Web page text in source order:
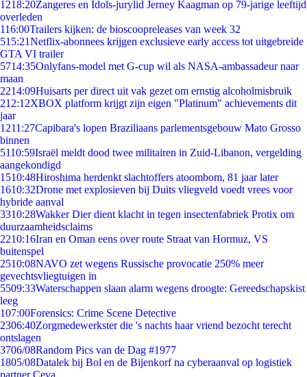
1218:20Zangeres en Idols-jurylid Jerney Kaagman op 79-jarige leeftijd
overleden
116:00Trailers kijken: de bioscoopreleases van week 32
515:21Netflix-abonnees krijgen exclusieve early access tot uitgebreide
GTA VI trailer
5714:35Onlyfans-model met G-cup wil als NASA-ambassadeur naar
maan
2214:09Huisarts per direct uit vak gezet om ernstig alcoholmisbruik
212:12XBOX platform krijgt zijn eigen "Platinum" achievements dit
jaar
1211:27Capibara's lopen Braziliaans parlementsgebouw Mato Grosso
binnen
5110:59Israël meldt dood twee militairen in Zuid-Libanon, vergelding
aangekondigd
1510:48Hiroshima herdenkt slachtoffers atoombom, 81 jaar later
1610:32Drone met explosieven bij Duits vliegveld voedt vrees voor
hybride aanval
3310:28Wakker Dier dient klacht in tegen insectenfabriek Protix om
duurzaamheidsclaims
2210:16Iran en Oman eens over route Straat van Hormuz, VS
buitenspel
2510:08NAVO zet wegens Russische provocatie 250% meer
gevechtsvliegtuigen in
5509:33Waterschappen slaan alarm wegens droogte: Gereedschapskist
leeg
107:00Forensics: Crime Scene Detective
2306:40Zorgmedewerkster die 's nachts haar vriend bezocht terecht
ontslagen
3706/08Random Pics van de Dag #1977
1805/08Datalek bij Bol en de Bijenkorf na cyberaanval op logistiek
partner Ceva